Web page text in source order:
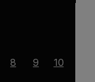
8 9
10